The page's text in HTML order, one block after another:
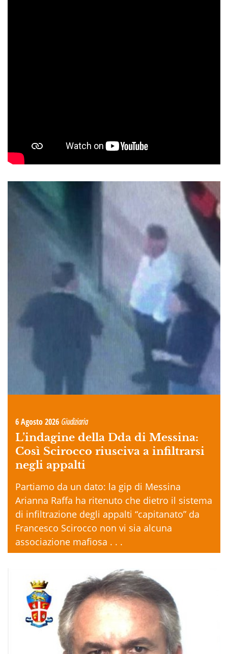
6 Agosto 2026 Giudiziaria
L’indagine della Dda di Messina:
Così Scirocco riusciva a infiltrarsi
negli appalti
Partiamo da un dato: la gip di Messina
Arianna Raffa ha ritenuto che dietro il sistema
di infiltrazione degli appalti “capitanato” da
Francesco Scirocco non vi sia alcuna
associazione mafiosa . . .